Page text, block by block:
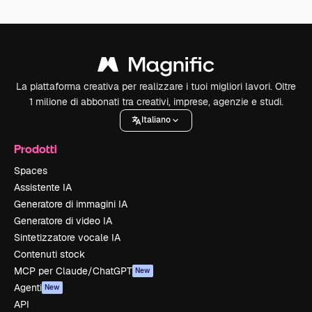
La piattaforma creativa per realizzare i tuoi migliori lavori. Oltre
1 milione di abbonati tra creativi, imprese, agenzie e studi.
Italiano
Prodotti
Spaces
Assistente IA
Generatore di immagini IA
Generatore di video IA
Sintetizzatore vocale IA
Contenuti stock
MCP per Claude/ChatGPT New
Agenti New
API